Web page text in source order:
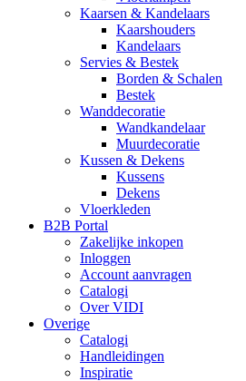
Kaarsen & Kandelaars
Kaarshouders
Kandelaars
Servies & Bestek
Borden & Schalen
Bestek
Wanddecoratie
Wandkandelaar
Muurdecoratie
Kussen & Dekens
Kussens
Dekens
Vloerkleden
B2B Portal
Zakelijke inkopen
Inloggen
Account aanvragen
Catalogi
Over VIDI
Overige
Catalogi
Handleidingen
Inspiratie